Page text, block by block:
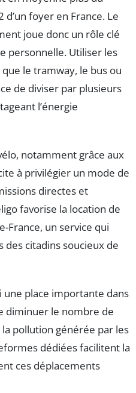
foyer en France. Le
joue donc un rôle clé
personnelle. Utiliser les
le tramway, le bus ou
de diviser par plusieurs
l’énergie
notamment grâce aux
à privilégier un mode de
directes et
favorise la location de
France, un service qui
des citadins soucieux de
une place importante dans
diminuer le nombre de
pollution générée par les
dédiées facilitent la
ces déplacements